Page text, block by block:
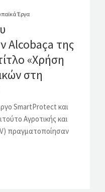
Έργα
Alcobaça της
«Χρήση
στη
SmartProtect και
Αγροτικής και
πραγματοποίησαν